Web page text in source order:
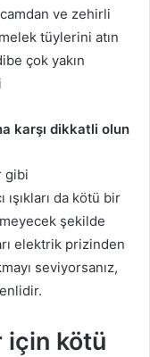
ve zehirli
tüylerini atın
çok yakın
karşı dikkatli olun
gibi
da kötü bir
şekilde
elektrik prizinden
seviyorsanız,
için kötü